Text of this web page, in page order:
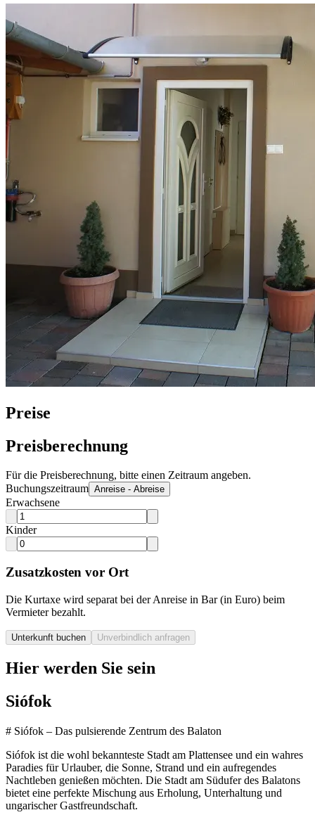
Preise
Preisberechnung
Für die Preisberechnung, bitte einen Zeitraum angeben.
Buchungszeitraum Anreise - Abreise
Erwachsene
Kinder
Zusatzkosten vor Ort
Die Kurtaxe wird separat bei der Anreise in Bar (in Euro) beim
Vermieter bezahlt.
Unterkunft buchen Unverbindlich anfragen
Hier werden Sie sein
Siófok
# Siófok – Das pulsierende Zentrum des Balaton
Siófok ist die wohl bekannteste Stadt am Plattensee und ein wahres
Paradies für Urlauber, die Sonne, Strand und ein aufregendes
Nachtleben genießen möchten. Die Stadt am Südufer des Balatons
bietet eine perfekte Mischung aus Erholung, Unterhaltung und
ungarischer Gastfreundschaft.